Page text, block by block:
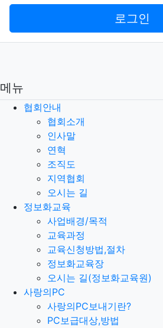
로그인
메뉴
협회안내
협회소개
인사말
연혁
조직도
지역협회
오시는 길
정보화교육
사업배경/목적
교육과정
교육신청방법,절차
정보화교육장
오시는 길(정보화교육원)
사랑의PC
사랑의PC보내기란?
PC보급대상,방법